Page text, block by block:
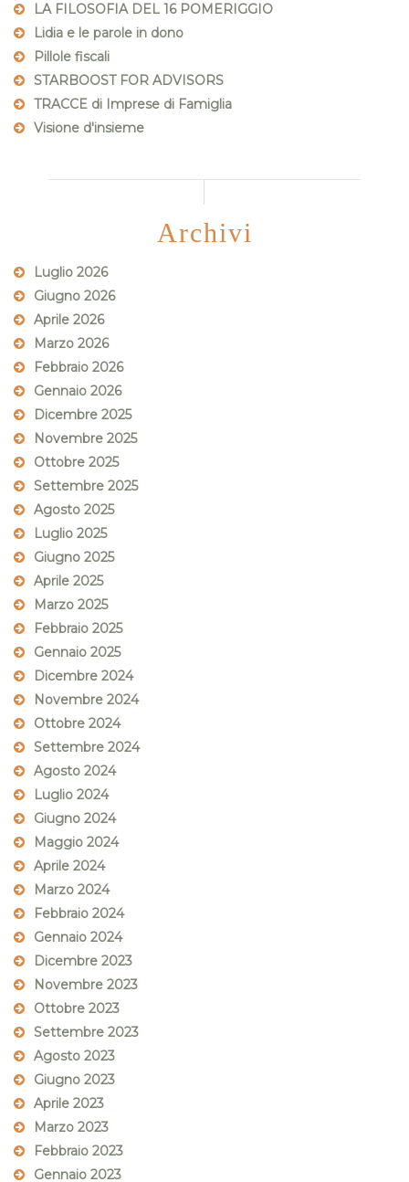
LA FILOSOFIA DEL 16 POMERIGGIO
Lidia e le parole in dono
Pillole fiscali
STARBOOST FOR ADVISORS
TRACCE di Imprese di Famiglia
Visione d'insieme
Archivi
Luglio 2026
Giugno 2026
Aprile 2026
Marzo 2026
Febbraio 2026
Gennaio 2026
Dicembre 2025
Novembre 2025
Ottobre 2025
Settembre 2025
Agosto 2025
Luglio 2025
Giugno 2025
Aprile 2025
Marzo 2025
Febbraio 2025
Gennaio 2025
Dicembre 2024
Novembre 2024
Ottobre 2024
Settembre 2024
Agosto 2024
Luglio 2024
Giugno 2024
Maggio 2024
Aprile 2024
Marzo 2024
Febbraio 2024
Gennaio 2024
Dicembre 2023
Novembre 2023
Ottobre 2023
Settembre 2023
Agosto 2023
Giugno 2023
Aprile 2023
Marzo 2023
Febbraio 2023
Gennaio 2023